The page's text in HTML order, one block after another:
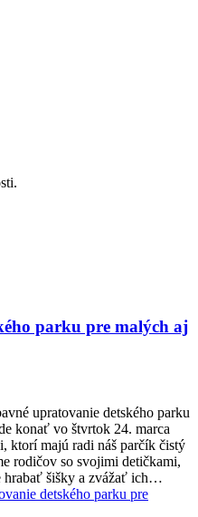
parku pre malých aj
upratovanie detského parku
konať vo štvrtok 24. marca
ktorí majú radi náš parčík čistý
rodičov so svojimi detičkami,
hrabať šišky a zvážať ich…
detského parku pre